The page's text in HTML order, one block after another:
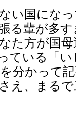
い国にな
る輩が多
た方が国
ている「
分かって
え、まる